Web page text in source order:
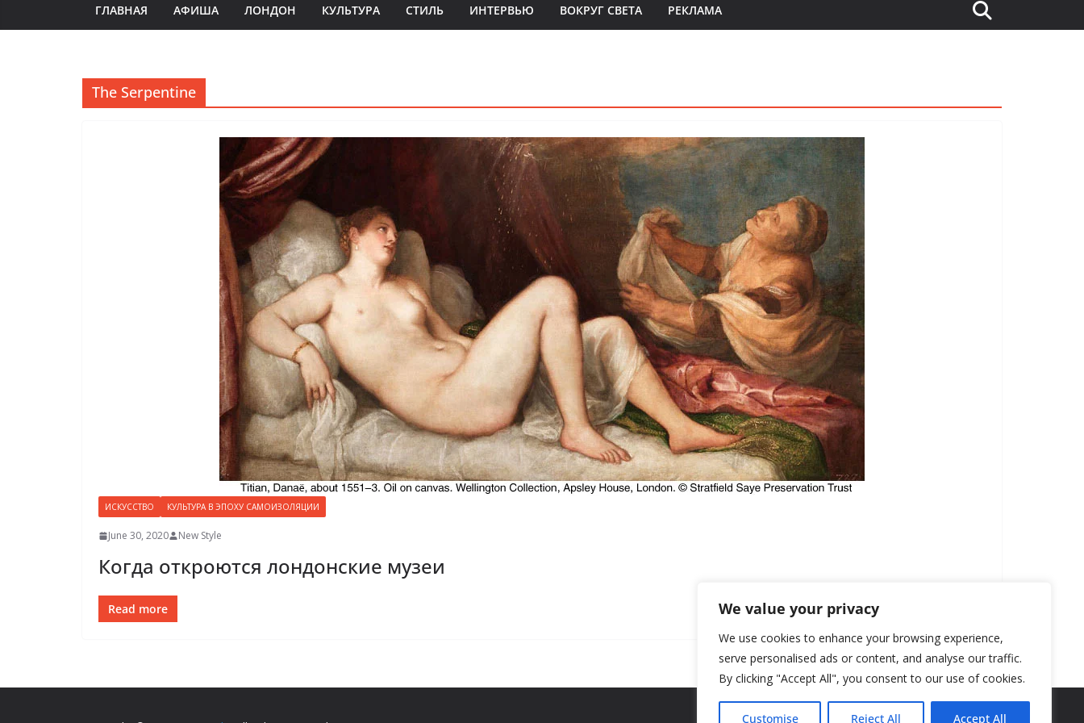
We value your privacy
We use cookies to enhance your browsing experience,
serve personalised ads or content, and analyse our traffic.
By clicking "Accept All", you consent to our use of cookies.
Customise Reject All Accept All
ГЛАВНАЯ АФИША ЛОНДОН КУЛЬТУРА СТИЛЬ ИНТЕРВЬЮ ВОКРУГ СВЕТА РЕКЛАМА
The Serpentine
ИСКУССТВО КУЛЬТУРА В ЭПОХУ САМОИЗОЛЯЦИИ
June 30, 2020 New Style
Когда откроются лондонские музеи
Read more